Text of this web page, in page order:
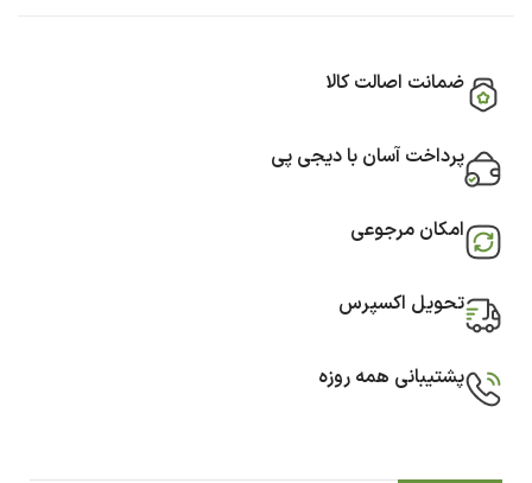
ضمانت اصالت کالا
پرداخت آسان با دیجی پی
امکان مرجوعی
تحویل اکسپرس
پشتیبانی همه روزه